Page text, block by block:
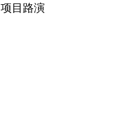
项目路演